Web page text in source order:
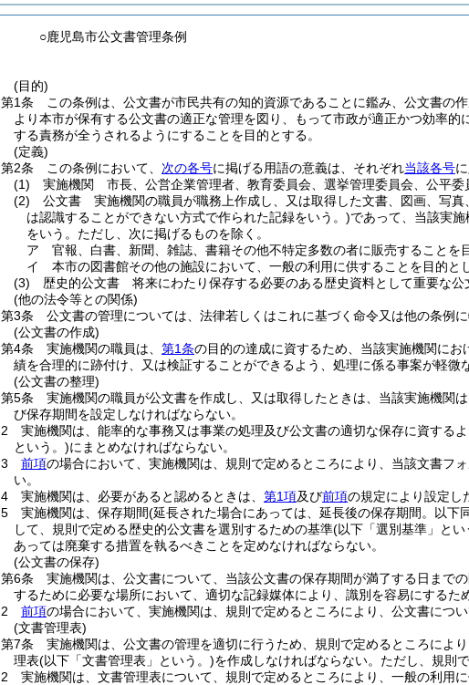
○鹿児島市公文書管理条例
(目的)
第1条
この条例は、公文書が市民共有の知的資源であることに鑑み、公文書の
より本市が保有する公文書の適正な管理を図り、もって市政が適正かつ効率
する責務が全うされるようにすることを目的とする。
(定義)
第2条
この条例において、 次の各号に掲げる用語の意義は、それぞれ当該各号
(1)
実施機関 市長、公営企業管理者、教育委員会、選挙管理委員会、公平委
(2)
公文書 実施機関の職員が職務上作成し、又は取得した文書、図画、写真
は認識することができない方式で作られた記録をいう。)であって、当該実
をいう。 ただし、次に掲げるものを除く。
ア
官報、白書、新聞、雑誌、書籍その他不特定多数の者に販売することを
イ
本市の図書館その他の施設において、一般の利用に供することを目的と
(3)
歴史的公文書 将来にわたり保存する必要のある歴史資料として重要な公
(他の法令等との関係)
第3条
公文書の管理については、法律若しくはこれに基づく命令又は他の条例
(公文書の作成)
第4条
実施機関の職員は、 第1条の目的の達成に資するため、当該実施機関に
績を合理的に跡付け、又は検証することができるよう、処理に係る事案が軽微
(公文書の整理)
第5条
実施機関の職員が公文書を作成し、又は取得したときは、当該実施機関
び保存期間を設定しなければならない。
2
実施機関は、能率的な事務又は事業の処理及び公文書の適切な保存に資する
という。)にまとめなければならない。
3
前項の場合において、実施機関は、規則で定めるところにより、当該文書フ
い。
4
実施機関は、必要があると認めるときは、 第1項及び前項の規定により設定し
5
実施機関は、保存期間(延長された場合にあっては、延長後の保存期間。以下
して、規則で定める歴史的公文書を選別するための基準(以下「選別基準」とい
あっては廃棄する措置を執るべきことを定めなければならない。
(公文書の保存)
第6条
実施機関は、公文書について、当該公文書の保存期間が満了する日まで
するために必要な場所において、適切な記録媒体により、識別を容易にするた
2
前項の場合において、実施機関は、規則で定めるところにより、公文書につ
(文書管理表)
第7条
実施機関は、公文書の管理を適切に行うため、規則で定めるところによ
理表(以下「文書管理表」という。)を作成しなければならない。 ただし、規則
2
実施機関は、文書管理表について、規則で定めるところにより、一般の利用に